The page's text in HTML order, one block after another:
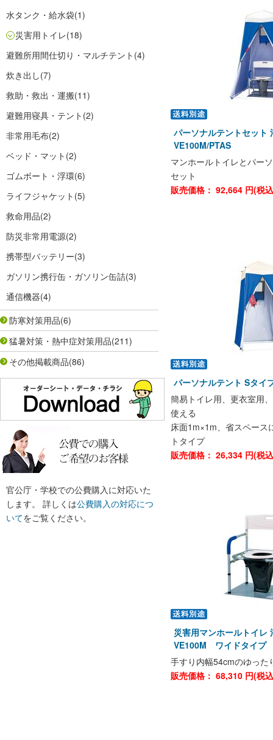
水タンク・給水袋(1)
災害用トイレ(18)
避難所用間仕切り・マルチテント (4)
炊き出し(7)
救助・救出・運搬(11)
避難用寝具・テント (2)
非常用毛布(2)
ベッド・マット (2)
ゴムボート・浮環(6)
ライフジャケット (5)
救命用品(2)
防災非常用電源(2)
携帯型バッテリー(3)
ガソリン携行缶・ガソリン缶詰(3)
通信機器(4)
防寒対策用品(6)
猛暑対策・熱中症対策用品(211)
その他掲載商品(86)
官公庁・学校での公費購入に対応いた
します。 詳しくは公費購入の対応につ
いてをご覧ください。
パーソナルテントセット
VE100M/PTAS
マンホールトイレとパー
セット
販売価格： 92,664 円(税
パーソナルテント Sタ
簡易トイレ用、更衣室用
使える
床面1m×1m、省スペース
トタイプ
販売価格： 26,334 円(税
災害用マンホールトイレ
VE100M ワイドタイプ
手すり内幅54cmのゆった
販売価格： 68,310 円(税